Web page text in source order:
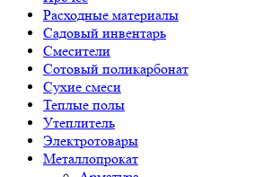
Расходные материалы
Садовый инвентарь
Смесители
Сотовый поликарбонат
Сухие смеси
Теплые полы
Утеплитель
Электротовары
Металлопрокат